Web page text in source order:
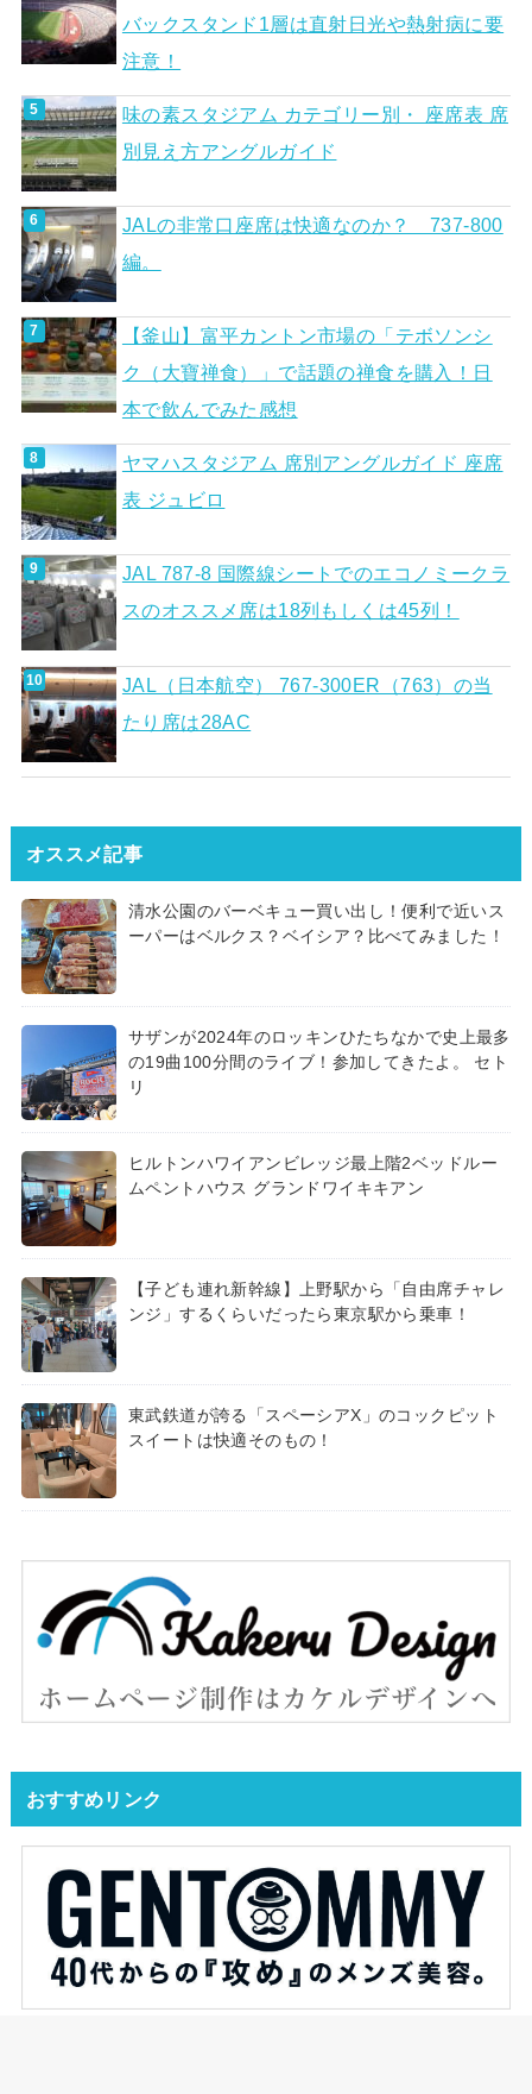
バックスタンド1層は直射日光や熱射病に要
注意！
味の素スタジアム カテゴリー別・ 座席表 席
別見え方アングルガイド
JALの非常口座席は快適なのか？ 737-800
編。
【釜山】富平カントン市場の「テボソンシ
ク（大寶禅食）」で話題の禅食を購入！日
本で飲んでみた感想
ヤマハスタジアム 席別アングルガイド 座席
表 ジュビロ
JAL 787-8 国際線シートでのエコノミークラ
スのオススメ席は18列もしくは45列！
JAL（日本航空） 767-300ER（763）の当
たり席は28AC
オススメ記事
清水公園のバーベキュー買い出し！便利で近いス
ーパーはベルクス？ベイシア？比べてみました！
サザンが2024年のロッキンひたちなかで史上最多
の19曲100分間のライブ！参加してきたよ。 セト
リ
ヒルトンハワイアンビレッジ最上階2ベッドルー
ムペントハウス グランドワイキキアン
【子ども連れ新幹線】上野駅から「自由席チャレ
ンジ」するくらいだったら東京駅から乗車！
東武鉄道が誇る「スペーシアX」のコックピット
スイートは快適そのもの！
おすすめリンク